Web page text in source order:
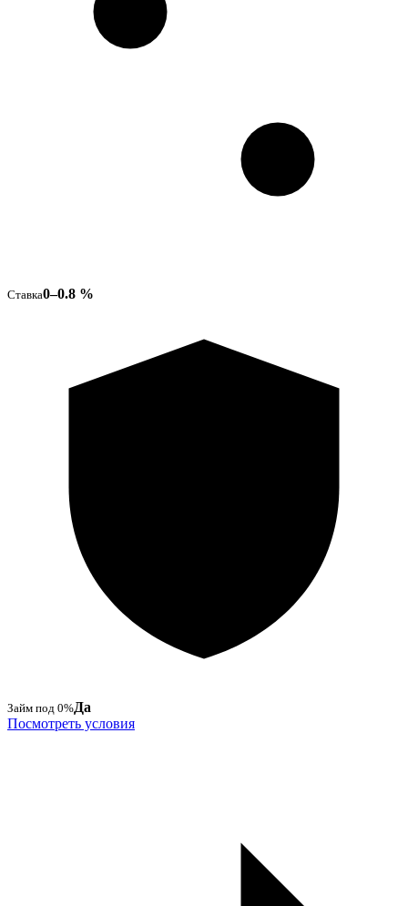
Ставка0–0.8 %
Займ под 0%Да
Посмотреть условия